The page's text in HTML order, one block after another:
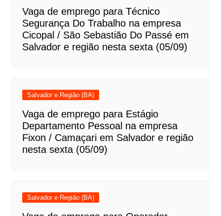
Vaga de emprego para Técnico
Segurança Do Trabalho na empresa
Cicopal / São Sebastião Do Passé em
Salvador e região nesta sexta (05/09)
Salvador e Região (BA)
Vaga de emprego para Estágio
Departamento Pessoal na empresa
Fixon / Camaçari em Salvador e região
nesta sexta (05/09)
Salvador e Região (BA)